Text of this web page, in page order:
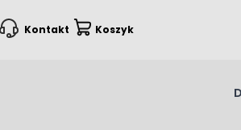
Kontakt Koszyk